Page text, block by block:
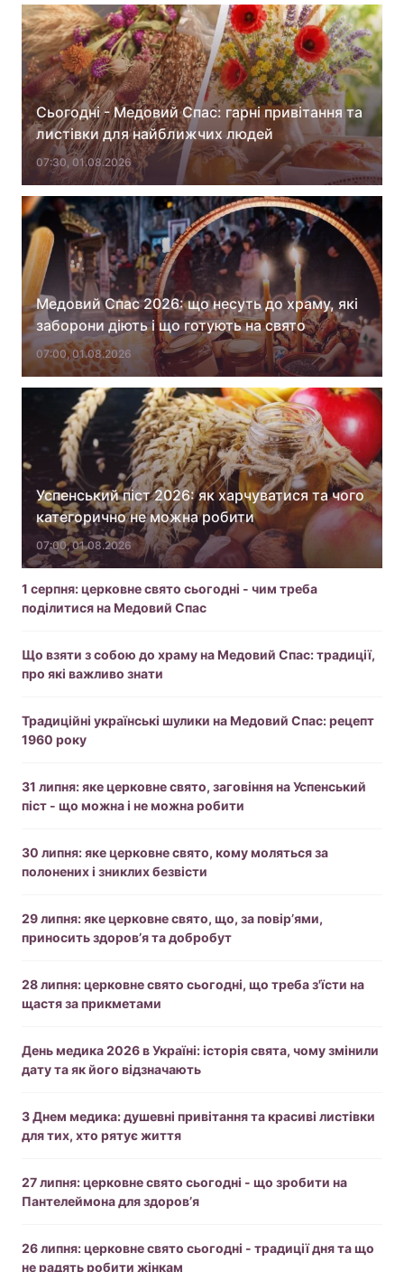
Сьогодні - Медовий Спас: гарні привітання та
листівки для найближчих людей
07:30, 01.08.2026
Медовий Спас 2026: що несуть до храму, які
заборони діють і що готують на свято
07:00, 01.08.2026
Успенський піст 2026: як харчуватися та чого
категорично не можна робити
07:00, 01.08.2026
1 серпня: церковне свято сьогодні - чим треба
поділитися на Медовий Спас
Що взяти з собою до храму на Медовий Спас: традиції,
про які важливо знати
Традиційні українські шулики на Медовий Спас: рецепт
1960 року
31 липня: яке церковне свято, заговіння на Успенський
піст - що можна і не можна робити
30 липня: яке церковне свято, кому моляться за
полонених і зниклих безвісти
29 липня: яке церковне свято, що, за повір’ями,
приносить здоров’я та добробут
28 липня: церковне свято сьогодні, що треба з'їсти на
щастя за прикметами
День медика 2026 в Україні: історія свята, чому змінили
дату та як його відзначають
З Днем медика: душевні привітання та красиві листівки
для тих, хто рятує життя
27 липня: церковне свято сьогодні - що зробити на
Пантелеймона для здоров’я
26 липня: церковне свято сьогодні - традиції дня та що
не радять робити жінкам